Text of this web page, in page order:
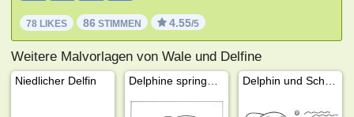
78 LIKES 86 STIMMEN 4.55/5
Weitere Malvorlagen von Wale und Delfine
Niedlicher Delfin